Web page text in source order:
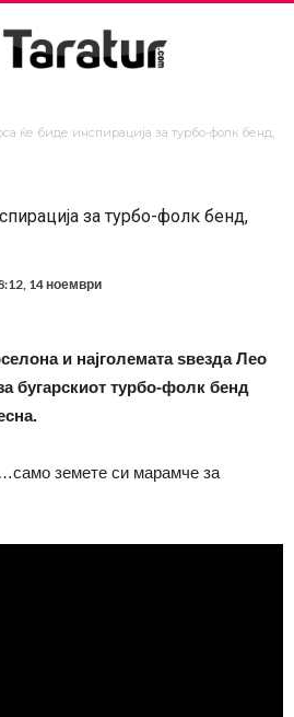
ќе биде инспирација за турбо-фолк бенд,
за турбо-фолк бенд,
14 ноември
и најголемата ѕвезда Лео
бугарскиот турбо-фолк бенд
земете си марамче за